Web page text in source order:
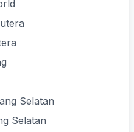
Selatan
Selatan